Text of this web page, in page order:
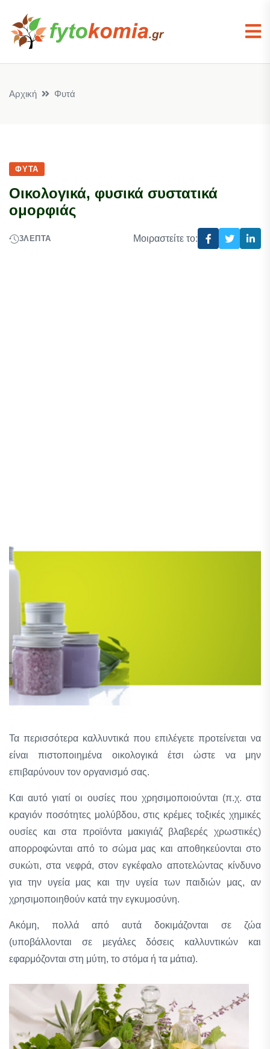
Αρχική Φυτά
ΦΥΤΆ
Οικολογικά, φυσικά συστατικά
ομορφιάς
3ΛΕΠΤΆ Μοιραστείτε το:
Τα περισσότερα καλλυντικά που επιλέγετε προτείνεται να
είναι πιστοποιημένα οικολογικά έτσι ώστε να μην
επιβαρύνουν τον οργανισμό σας.
Και αυτό γιατί οι ουσίες που χρησιμοποιούνται (π.χ. στα
κραγιόν ποσότητες μολύβδου, στις κρέμες τοξικές χημικές
ουσίες και στα προϊόντα μακιγιάζ βλαβερές χρωστικές)
απορροφώνται από το σώμα μας και αποθηκεύονται στο
συκώτι, στα νεφρά, στον εγκέφαλο αποτελώντας κίνδυνο
για την υγεία μας και την υγεία των παιδιών μας, αν
χρησιμοποιηθούν κατά την εγκυμοσύνη.
Ακόμη, πολλά από αυτά δοκιμάζονται σε ζώα
(υποβάλλονται σε μεγάλες δόσεις καλλυντικών και
εφαρμόζονται στη μύτη, το στόμα ή τα μάτια).